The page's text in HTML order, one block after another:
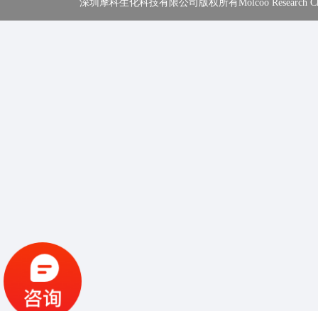
深圳摩科生化科技有限公司版权所有Molcoo Research